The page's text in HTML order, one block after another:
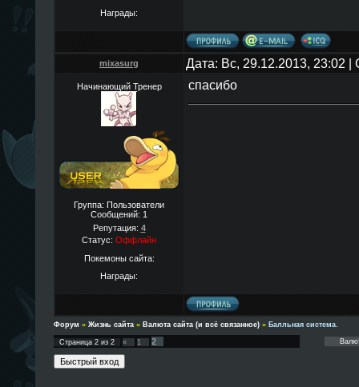
Награды:
mixasurg Дата: Вс, 29.12.2013, 23:02
Начинающий Тренер
Группа: Пользователи
Сообщений: 1
Репутация: 4
Статус: Оффлайн
Покемоны сайта:
Награды:
спасибо
Форум » Жизнь сайта » Валюта сайта (и всё связанное) » Балльная система.
Страница 2из 2 « 1 2